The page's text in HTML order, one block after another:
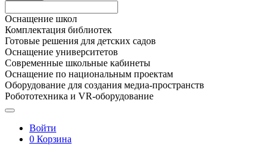
Оснащение школ
Комплектация библиотек
Готовые решения для детских садов
Оснащение университетов
Современные школьные кабинеты
Оснащение по национальным проектам
Оборудование для создания медиа-пространств
Робототехника и VR-оборудование
Войти
0 Корзина